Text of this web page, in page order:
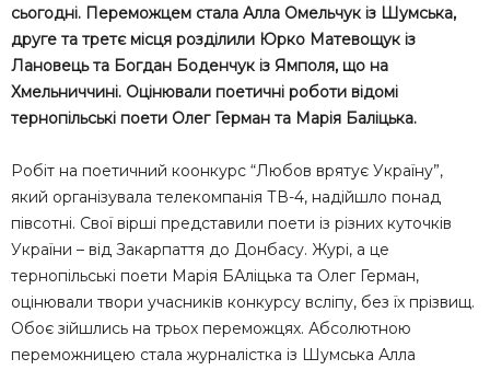
сьогодні. Переможцем стала Алла Омельчук із Шумська,
друге та третє місця розділили Юрко Матевощук із
Лановець та Богдан Боденчук із Ямполя, що на
Хмельниччині. Оцінювали поетичні роботи відомі
тернопільські поети Олег Герман та Марія Баліцька.
Робіт на поетичний коонкурс “Любов врятує Україну”,
який організувала телекомпанія ТВ-4, надійшло понад
півсотні. Свої вірші представили поети із різних куточків
України – від Закарпаття до Донбасу. Журі, а це
тернопільські поети Марія БАліцька та Олег Герман,
оцінювали твори учасників конкурсу всліпу, без їх прізвищ.
Обоє зійшлись на трьох переможцях. Абсолютною
переможницею стала журналістка із Шумська Алла